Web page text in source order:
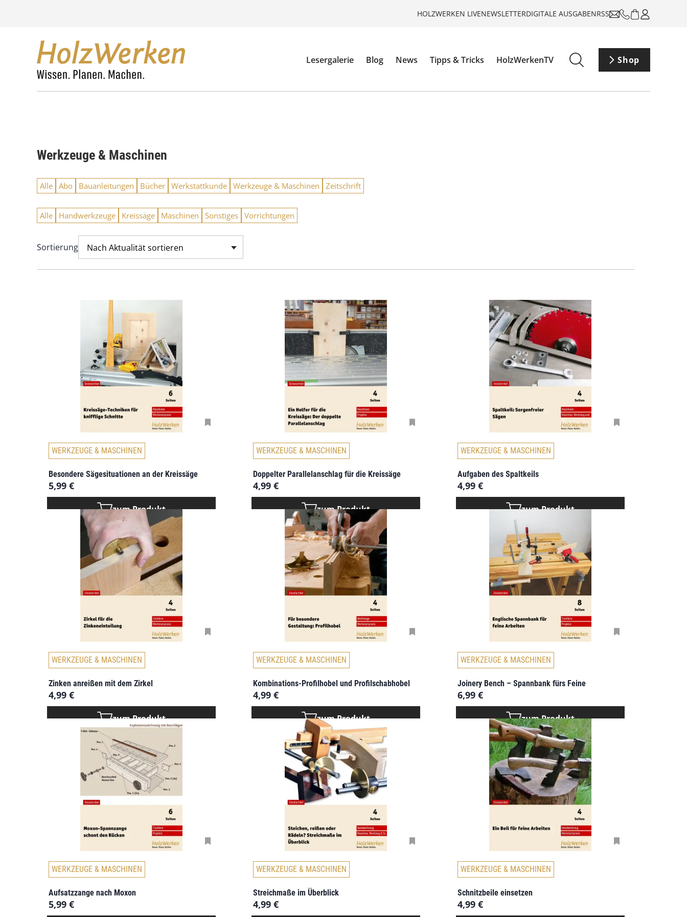
HOLZWERKEN LIVENEWSLETTERDIGITALE AUSGABENRSS
Lesergalerie Blog News Tipps & Tricks HolzWerkenTV Shop
Werkzeuge & Maschinen
Alle Abo Bauanleitungen Bücher Werkstattkunde Werkzeuge & Maschinen Zeitschrift
Alle Handwerkzeuge Kreissäge Maschinen Sonstiges Vorrichtungen
Sortierung Nach Aktualität sortieren
WERKZEUGE & MASCHINEN
Besondere Sägesituationen an der Kreissäge
5,99 €
zum Produkt
WERKZEUGE & MASCHINEN
Doppelter Parallelanschlag für die Kreissäge
4,99 €
zum Produkt
WERKZEUGE & MASCHINEN
Aufgaben des Spaltkeils
4,99 €
zum Produkt
WERKZEUGE & MASCHINEN
Zinken anreißen mit dem Zirkel
4,99 €
zum Produkt
WERKZEUGE & MASCHINEN
Kombinations-Profilhobel und Profilschabhobel
4,99 €
zum Produkt
WERKZEUGE & MASCHINEN
Joinery Bench – Spannbank fürs Feine
6,99 €
zum Produkt
WERKZEUGE & MASCHINEN
Aufsatzzange nach Moxon
5,99 €
WERKZEUGE & MASCHINEN
Streichmaße im Überblick
4,99 €
WERKZEUGE & MASCHINEN
Schnitzbeile einsetzen
4,99 €